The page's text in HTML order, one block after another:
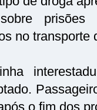
prisões
no transporte
o fim dos